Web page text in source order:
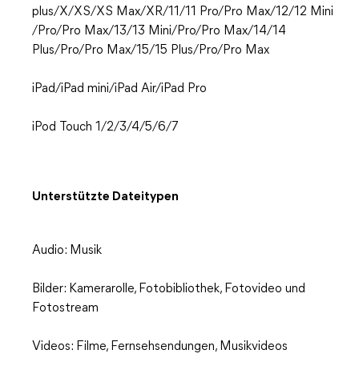
plus/X/XS/XS Max/XR/11/11 Pro/Pro Max/12/12 Mini
/Pro/Pro Max/13/13 Mini/Pro/Pro Max/14/14
Plus/Pro/Pro Max/15/15 Plus/Pro/Pro Max
iPad/iPad mini/iPad Air/iPad Pro
iPod Touch 1/2/3/4/5/6/7
Unterstützte Dateitypen
Audio: Musik
Bilder: Kamerarolle, Fotobibliothek, Fotovideo und
Fotostream
Videos: Filme, Fernsehsendungen, Musikvideos